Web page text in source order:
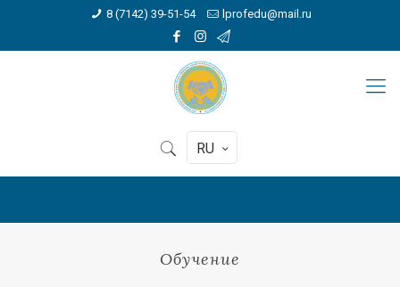
8 (7142) 39-51-54 lprofedu@mail.ru
RU
Обучение